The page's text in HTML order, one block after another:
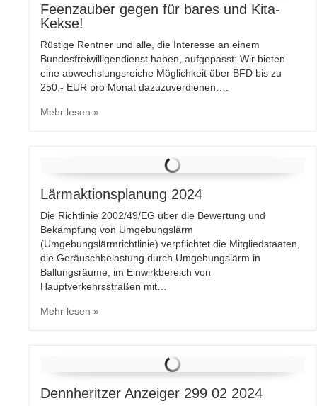
Feenzauber gegen für bares und Kita-
Kekse!
Rüstige Rentner und alle, die Interesse an einem
Bundesfreiwilligendienst haben, aufgepasst: Wir bieten
eine abwechslungsreiche Möglichkeit über BFD bis zu
250,- EUR pro Monat dazuzuverdienen….
Mehr lesen »
Lärmaktionsplanung 2024
Die Richtlinie 2002/49/EG über die Bewertung und
Bekämpfung von Umgebungslärm
(Umgebungslärmrichtlinie) verpflichtet die Mitgliedstaaten,
die Geräuschbelastung durch Umgebungslärm in
Ballungsräume, im Einwirkbereich von
Hauptverkehrsstraßen mit…
Mehr lesen »
Dennheritzer Anzeiger 299 02 2024